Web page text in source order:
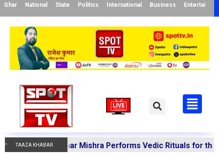
Ghar National State Politics International Business
TAAZA KHABAR
Manoj Kumar Mishra Performs Vedic Rituals for the